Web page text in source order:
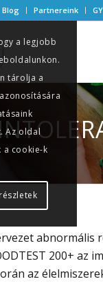
Blog Partnereink
abnormális
200+
az
a legjobb
tárolja a
Az oldal
a cookie-k